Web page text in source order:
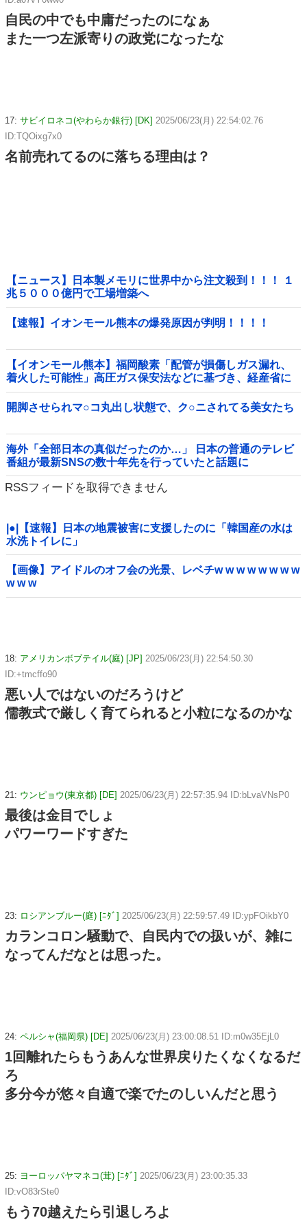
自民の中でも中庸だったのになぁ
また一つ左派寄りの政党になったな
17: サビイロネコ(やわらか銀行) [DK] 2025/06/23(月) 22:54:02.76
ID:TQOixg7x0
名前売れてるのに落ちる理由は？
【ニュース】日本製メモリに世界中から注文殺到！！！ １
兆５０００億円で工場増築へ
【速報】イオンモール熊本の爆発原因が判明！！！！
【イオンモール熊本】福岡酸素「配管が損傷しガス漏れ、
着火した可能性」高圧ガス保安法などに基づき、経産省に
報告他
開脚させられマ○コ丸出し状態で、ク○ニされてる美女たち
海外「全部日本の真似だったのか…」 日本の普通のテレビ
番組が最新SNSの数十年先を行っていたと話題に
RSSフィードを取得できません
|●|【速報】日本の地震被害に支援したのに「韓国産の水は
水洗トイレに」
【画像】アイドルのオフ会の光景、レベチw w w w w w w w
w w w
18: アメリカンボブテイル(庭) [JP] 2025/06/23(月) 22:54:50.30
ID:+tmcffo90
悪い人ではないのだろうけど
儒教式で厳しく育てられると小粒になるのかな
21: ウンピョウ(東京都) [DE] 2025/06/23(月) 22:57:35.94 ID:bLvaVNsP0
最後は金目でしょ
パワーワードすぎた
23: ロシアンブルー(庭) [ﾆﾀﾞ] 2025/06/23(月) 22:59:57.49 ID:ypFOikbY0
カランコロン騒動で、自民内での扱いが、雑に
なってんだなとは思った。
24: ペルシャ(福岡県) [DE] 2025/06/23(月) 23:00:08.51 ID:m0w35EjL0
1回離れたらもうあんな世界戻りたくなくなるだ
ろ
多分今が悠々自適で楽でたのしいんだと思う
25: ヨーロッパヤマネコ(茸) [ﾆﾀﾞ] 2025/06/23(月) 23:00:35.33
ID:vO83rSte0
もう70越えたら引退しろよ